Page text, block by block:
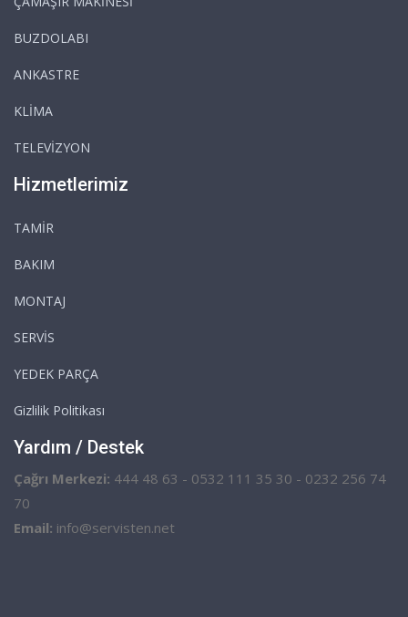
BUZDOLABI
ANKASTRE
KLİMA
TELEVİZYON
Hizmetlerimiz
TAMİR
BAKIM
MONTAJ
SERVİS
YEDEK PARÇA
Gizlilik Politikası
Yardım / Destek
Çağrı Merkezi: 444 48 63 - 0532 111 35 30 - 0232 256 74
70
Email: info@servisten.net